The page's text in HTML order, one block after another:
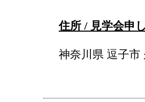
住所 / 見学会申
神奈川県 逗子市